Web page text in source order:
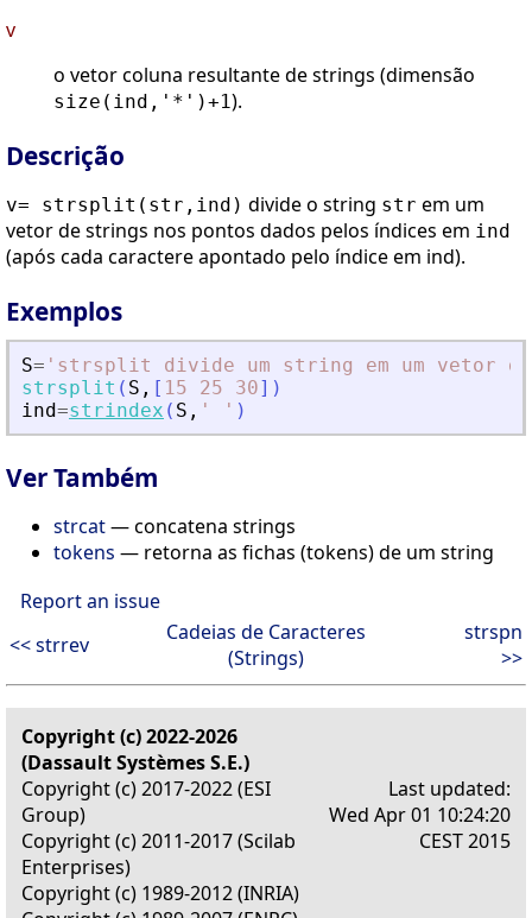
v
o vetor coluna resultante de strings (dimensão
size(ind,'*')+1).
Descrição
v= strsplit(str,ind) divide o string str em um
vetor de strings nos pontos dados pelos índices em ind
(após cada caractere apontado pelo índice em ind).
Exemplos
S= ' strsplit divide um string em um vetor
strsplit ( S , [ 15 25 30] )
ind=strindex ( S , ' ' )
Ver Também
strcat— concatena strings
tokens — retorna as fichas (tokens) de um string
Report an issue
<< strrev
Cadeias de Caracteres
(Strings)
strspn
>>
Copyright (c) 2022-2026
(Dassault Systèmes S.E.)
Copyright (c) 2017-2022 (ESI
Group)
Copyright (c) 2011-2017 (Scilab
Enterprises)
Copyright (c) 1989-2012 (INRIA)
Last updated:
Wed Apr 01 10:24:20
CEST 2015